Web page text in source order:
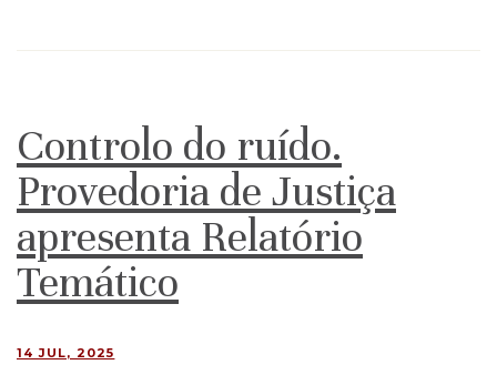
Controlo do ruído.
Provedoria de Justiça
apresenta Relatório
Temático
14 JUL, 2025